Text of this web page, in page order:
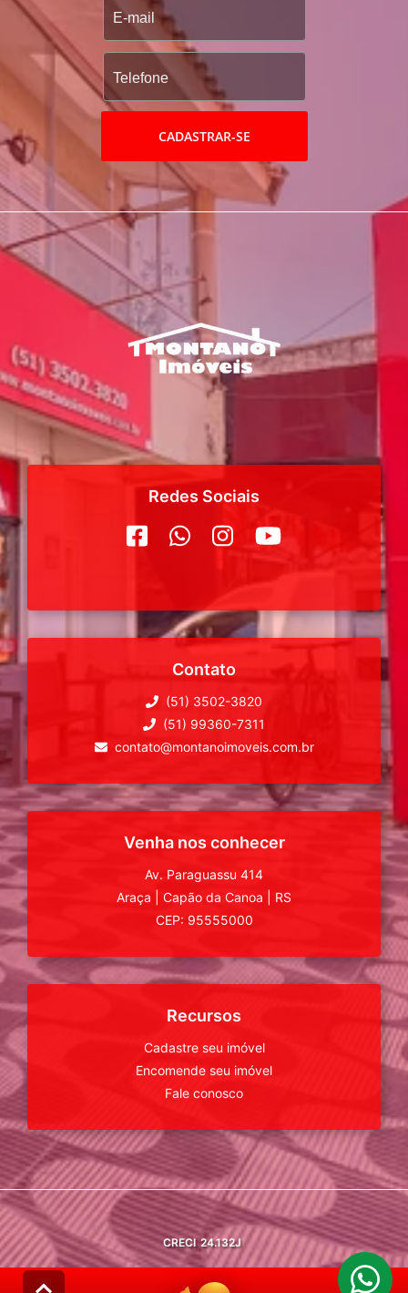
CADASTRAR-SE
Redes Sociais
Contato
(51) 3502-3820
(51) 99360-7311
contato@montanoimoveis.com.br
Venha nos conhecer
Av. Paraguassu 414
Araça
Capão da Canoa
RS
CEP: 95555000
Recursos
Cadastre seu imóvel
Encomende seu imóvel
Fale conosco
CRECI 24.132J